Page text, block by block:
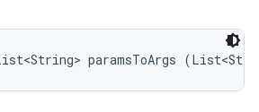
paramsToArgs